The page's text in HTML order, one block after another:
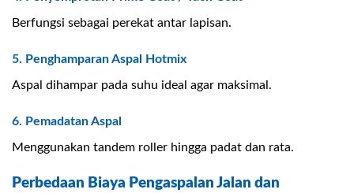
Berfungsi sebagai perekat antar lapisan.
5. Penghamparan Aspal Hotmix
Aspal dihampar pada suhu ideal agar maksimal.
6. Pemadatan Aspal
Menggunakan tandem roller hingga padat dan rata.
Perbedaan Biaya Pengaspalan Jalan dan